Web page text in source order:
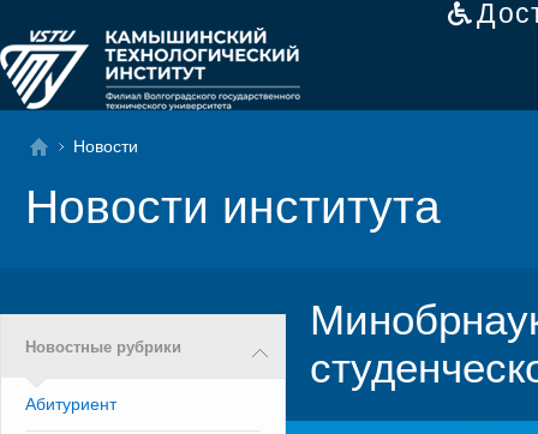
Новости
Новости института
Новостные рубрики
Абитуриент